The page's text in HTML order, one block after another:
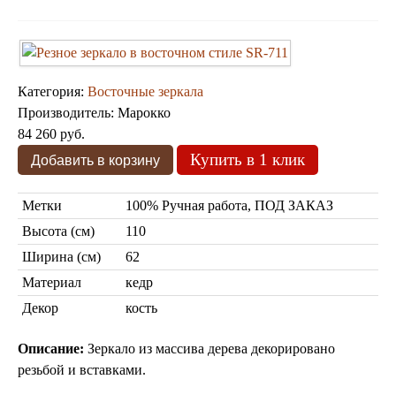
Марокканские Мозаичные
Марокканские светильники
Бра из мозаики
Бра со стеклом
Настольные лампы
Марокканские Мозаичные
Категория: Восточные зеркала
Производитель: Марокко
84 260 руб.
Купить в 1 клик
Метки
100% Ручная работа, ПОД ЗАКАЗ
Высота (см)
110
Ширина (см)
62
Материал
кедр
Декор
кость
Описание: Зеркало из массива дерева декорировано
резьбой и вставками.